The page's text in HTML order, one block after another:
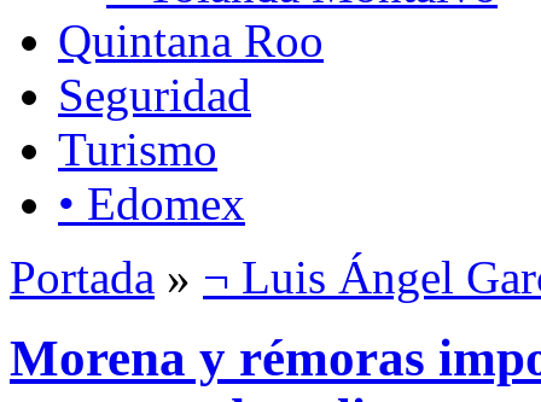
Quintana Roo
Seguridad
Turismo
• Edomex
Portada » ¬ Luis Ángel
Morena y rémoras